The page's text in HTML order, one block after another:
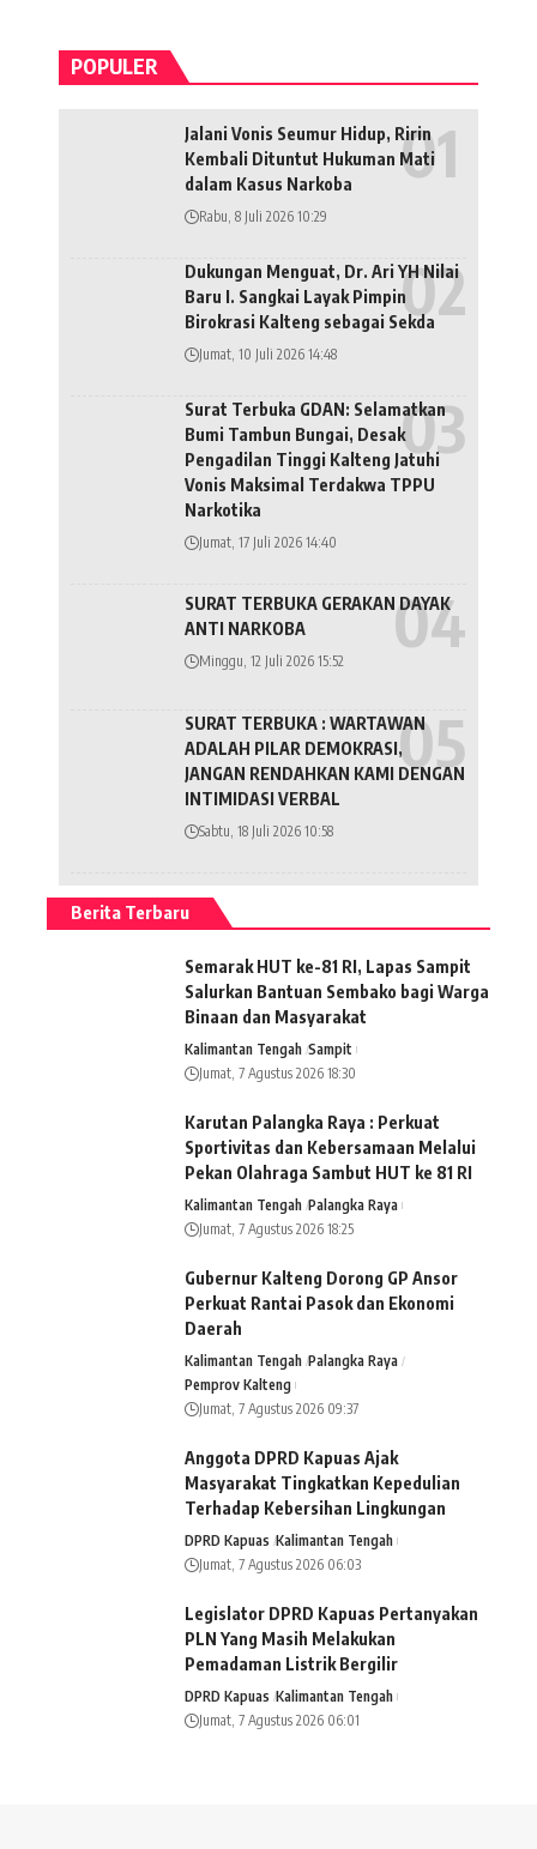
POPULER
Jalani Vonis Seumur Hidup, Ririn
Kembali Dituntut Hukuman Mati
dalam Kasus Narkoba
Rabu, 8 Juli 2026 10:29
Dukungan Menguat, Dr. Ari YH Nilai
Baru I. Sangkai Layak Pimpin
Birokrasi Kalteng sebagai Sekda
Jumat, 10 Juli 2026 14:48
Surat Terbuka GDAN: Selamatkan
Bumi Tambun Bungai, Desak
Pengadilan Tinggi Kalteng Jatuhi
Vonis Maksimal Terdakwa TPPU
Narkotika
Jumat, 17 Juli 2026 14:40
SURAT TERBUKA GERAKAN DAYAK
ANTI NARKOBA
Minggu, 12 Juli 2026 15:52
SURAT TERBUKA : WARTAWAN
ADALAH PILAR DEMOKRASI,
JANGAN RENDAHKAN KAMI DENGAN
INTIMIDASI VERBAL
Sabtu, 18 Juli 2026 10:58
Berita Terbaru
Semarak HUT ke-81 RI, Lapas Sampit
Salurkan Bantuan Sembako bagi Warga
Binaan dan Masyarakat
Kalimantan Tengah Sampit
Jumat, 7 Agustus 2026 18:30
Karutan Palangka Raya : Perkuat
Sportivitas dan Kebersamaan Melalui
Pekan Olahraga Sambut HUT ke 81 RI
Kalimantan Tengah Palangka Raya
Jumat, 7 Agustus 2026 18:25
Gubernur Kalteng Dorong GP Ansor
Perkuat Rantai Pasok dan Ekonomi
Daerah
Kalimantan Tengah Palangka Raya
Pemprov Kalteng
Jumat, 7 Agustus 2026 09:37
Anggota DPRD Kapuas Ajak
Masyarakat Tingkatkan Kepedulian
Terhadap Kebersihan Lingkungan
DPRD Kapuas Kalimantan Tengah
Jumat, 7 Agustus 2026 06:03
Legislator DPRD Kapuas Pertanyakan
PLN Yang Masih Melakukan
Pemadaman Listrik Bergilir
DPRD Kapuas Kalimantan Tengah
Jumat, 7 Agustus 2026 06:01